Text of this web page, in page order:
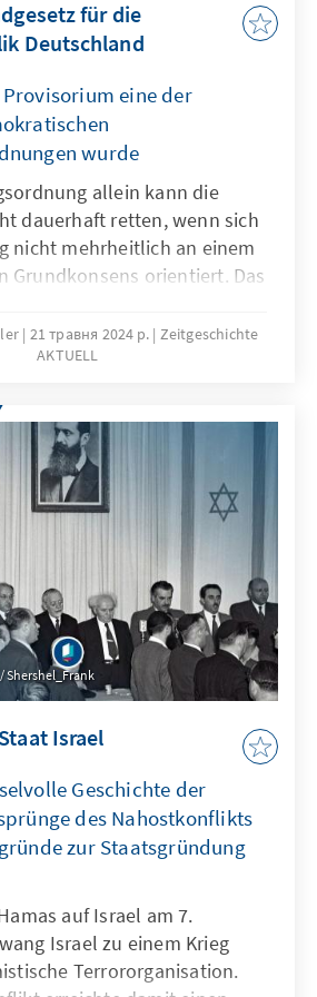
verändert, erläutert
für die
Deutschland
eine der
wurde
allein kann die
dauerhaft retten, wenn sich
nicht mehrheitlich an einem
Grundkonsens orientiert. Das
die Väter und Mütter des
dieser Erfahrung zogen,
Zeitgeschichte Aktuell.
21 травня 2024 р. Zeitgeschichte
AKTUELL
Shershel_Frank
Israel
Geschichte der
des Nahostkonflikts
zur Staatsgründung
auf Israel am 7.
Israel zu einem Krieg
Terrororganisation.